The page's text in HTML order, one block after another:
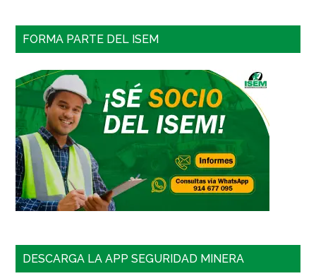
FORMA PARTE DEL ISEM
DESCARGA LA APP SEGURIDAD MINERA